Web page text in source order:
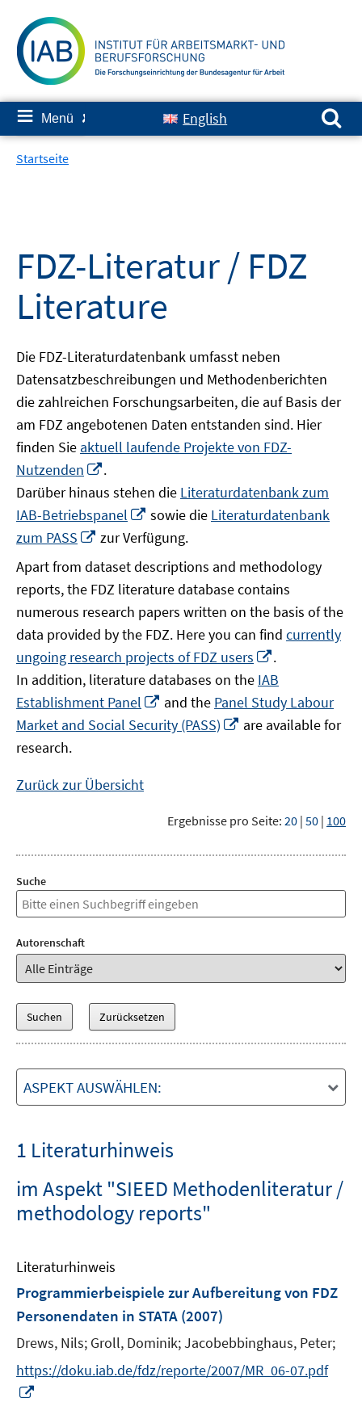
zum
Inhalt
≡ Menü ✘ English
Suchen nach:
Startseite
FDZ-Literatur / FDZ
Literature
Die FDZ-Literaturdatenbank umfasst neben
Datensatzbeschreibungen und Methodenberichten
die zahlreichen Forschungsarbeiten, die auf Basis der
am FDZ angebotenen Daten entstanden sind. Hier
finden Sie aktuell laufende Projekte von FDZ-
Nutzenden
neuem
Fenster
öffnen
.
Darüber hinaus stehen die Literaturdatenbank zum
IAB-Betriebspanel
In
neuem
Fenster
öffnen
sowie die Literaturdatenbank
zum PASS
In
Fenster
öffnen
zur Verfügung.
Apart from dataset descriptions and methodology
reports, the FDZ literature database contains
numerous research papers written on the basis of the
data provided by the FDZ. Here you can find currently
ungoing research projects of FDZ users
neuem
Fenster
öffnen
.
In addition, literature databases on the IAB
Establishment Panel
In
neuem
Fenster
and the Panel Study Labour
Market and Social Security (PASS)
In
are available for
research.
Zurück zur Übersicht
Ergebnisse pro Seite: 20 | 50 | 100
Suche
Autorenschaft
ASPEKT AUSWÄHLEN:
1 Literaturhinweis
im Aspekt "SIEED Methodenliteratur /
methodology reports"
Literaturhinweis
Programmierbeispiele zur Aufbereitung von FDZ
Personendaten in STATA (2007)
Drews, Nils; Groll, Dominik;Jacobebbinghaus, Peter;
https://doku.iab.de/fdz/reporte/2007/MR_06-07.pdf